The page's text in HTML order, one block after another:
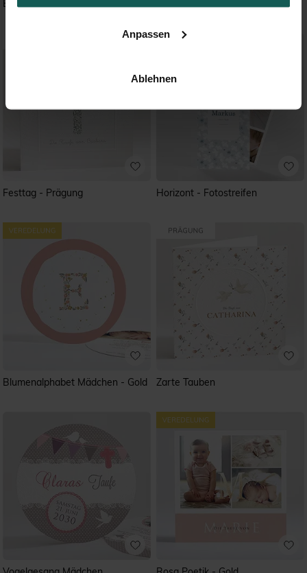
Anpassen
Ablehnen
Eukalyptuskranz -Fotostreifen
Festtag - Prägung Horizont - Fotostreifen
Blumenalphabet Mädchen - Gold Zarte Tauben